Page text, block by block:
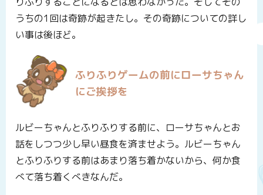
うちの1回は奇跡が起きたし。その奇跡についての詳し
い事は後ほど。
ふりふりゲームの前にローサちゃん
にご挨拶を
ルビーちゃんとふりふりする前に、ローサちゃんとお
話をしつつ少し早い昼食を済ませよう。ルビーちゃん
とふりふりする前はあまり落ち着かないから、何か食
べて落ち着くべきなんだ。